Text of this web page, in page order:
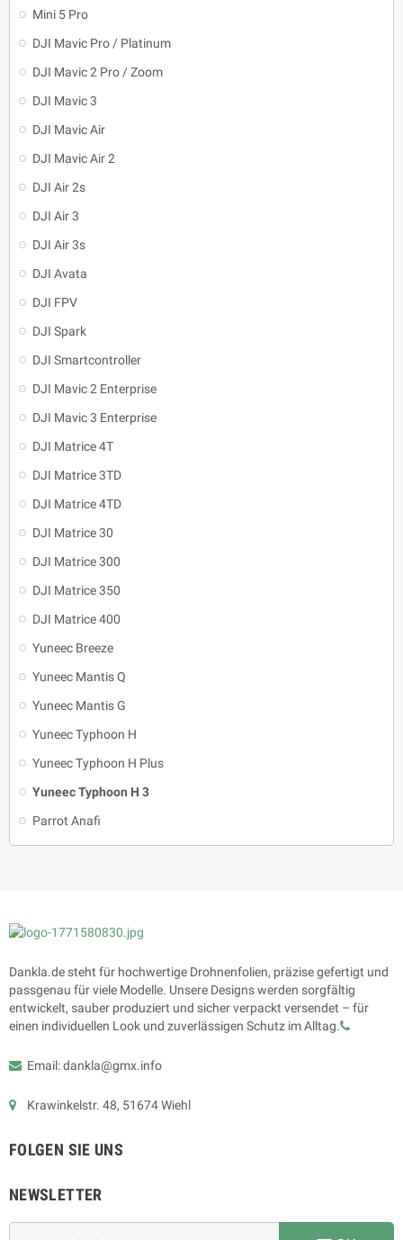
Mini 5 Pro
DJI Mavic Pro / Platinum
DJI Mavic 2 Pro / Zoom
DJI Mavic 3
DJI Mavic Air
DJI Mavic Air 2
DJI Air 2s
DJI Air 3
DJI Air 3s
DJI Avata
DJI FPV
DJI Spark
DJI Smartcontroller
DJI Mavic 2 Enterprise
DJI Mavic 3 Enterprise
DJI Matrice 4T
DJI Matrice 3TD
DJI Matrice 4TD
DJI Matrice 30
DJI Matrice 300
DJI Matrice 350
DJI Matrice 400
Yuneec Breeze
Yuneec Mantis Q
Yuneec Mantis G
Yuneec Typhoon H
Yuneec Typhoon H Plus
Yuneec Typhoon H 3
Parrot Anafi
Dankla.de steht für hochwertige Drohnenfolien, präzise gefertigt und
passgenau für viele Modelle. Unsere Designs werden sorgfältig
entwickelt, sauber produziert und sicher verpackt versendet – für
einen individuellen Look und zuverlässigen Schutz im Alltag.
Email: dankla@gmx.info
Krawinkelstr. 48, 51674 Wiehl
FOLGEN SIE UNS
NEWSLETTER